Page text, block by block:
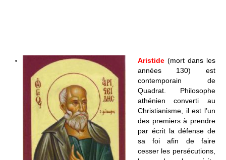
Aristide(mort dans les
années 130) est
contemporain de
Quadrat. Philosophe
athénien converti au
Christianisme, il est l’un
des premiers à prendre
par écrit la défense de
sa foi afin de faire
cesser les persécutions,